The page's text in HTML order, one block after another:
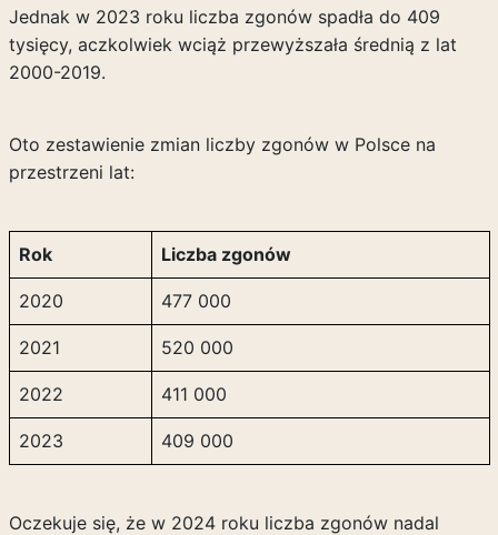
Jednak w 2023 roku liczba zgonów spadła do 409
tysięcy, aczkolwiek wciąż przewyższała średnią z lat
2000-2019.
Oto zestawienie zmian liczby zgonów w Polsce na
przestrzeni lat:
Rok Liczba zgonów
2020 477 000
2021 520 000
2022 411 000
2023 409 000
Oczekuje się, że w 2024 roku liczba zgonów nadal